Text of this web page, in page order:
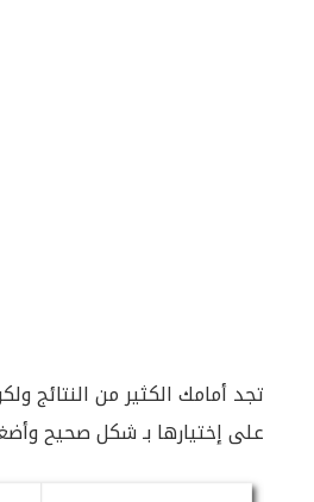
تجد أمامك الكثير من النتائج
على إختيارها بـ شكل صحيح